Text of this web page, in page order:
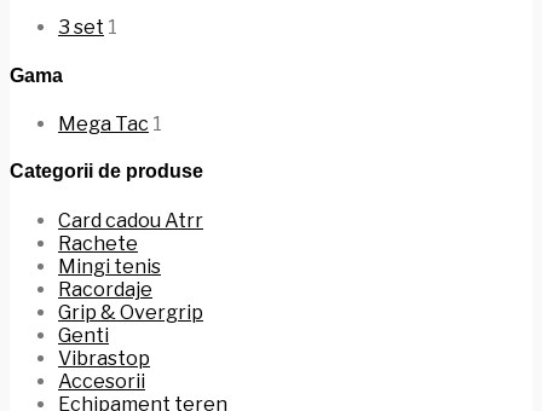
3 set 1
Gama
Mega Tac 1
Categorii de produse
Card cadou Atrr
Rachete
Mingi tenis
Racordaje
Grip & Overgrip
Genti
Vibrastop
Accesorii
Echipament teren